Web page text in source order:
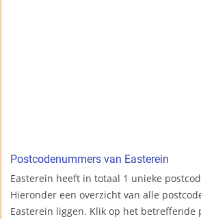
Postcodenummers van Easterein
Easterein heeft in totaal 1 unieke
Hieronder een overzicht van alle
Easterein liggen. Klik op het betreffende